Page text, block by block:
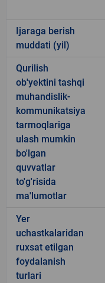
Ijaraga berish
muddati (yil)
Qurilish
ob'yektini tashqi
muhandislik-
kommunikatsiya
tarmoqlariga
ulash mumkin
bo'lgan
quvvatlar
to'g'risida
ma'lumotlar
Yer
uchastkalaridan
ruxsat etilgan
foydalanish
turlari